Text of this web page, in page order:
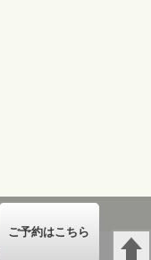
ご予約はこちら